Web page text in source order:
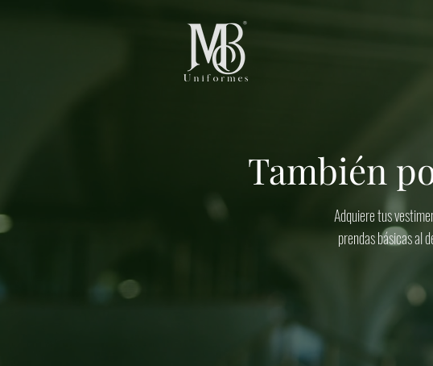
También
Adquiere tus
prendas básicas al